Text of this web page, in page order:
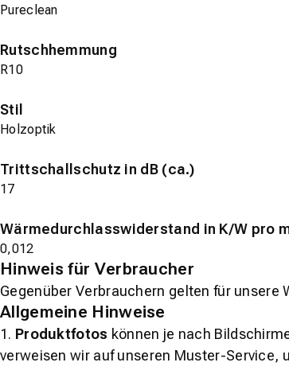
Pureclean
Rutschhemmung
R10
Stil
Holzoptik
Trittschallschutz in dB (ca.)
17
Wärmedurchlasswiderstand in K/W pro
0,012
Hinweis für Verbraucher
Gegenüber Verbrauchern gelten für
Allgemeine Hinweise
1. Produktfotos können je nach
verweisen wir auf unseren Muster-Service,